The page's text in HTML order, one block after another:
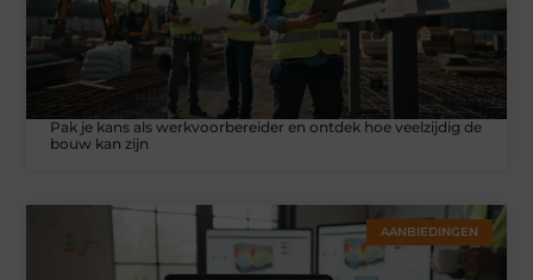
Pak je kans als werkvoorbereider en ontdek hoe veelzijdig de
bouw kan zijn
AANBIEDINGEN